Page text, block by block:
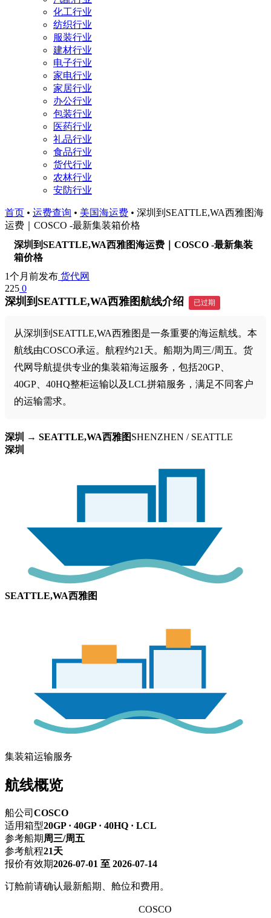
化工行业
纺织行业
服装行业
建材行业
电子行业
家电行业
家居行业
办公行业
包装行业
医药行业
礼品行业
食品行业
货代行业
农林行业
安防行业
首页 • 运费查询 • 美国海运费 • 深圳到SEATTLE,WA西雅图海
运费｜COSCO -最新集装箱价格
深圳到SEATTLE,WA西雅图海运费｜COSCO -最新集装
箱价格
1个月前发布 货代网
225 0
深圳到SEATTLE,WA西雅图航线介绍 已过期
从深圳到SEATTLE,WA西雅图是一条重要的海运航线。本
航线由COSCO承运。航程约21天。船期为周三/周五。货
代网导航提供专业的集装箱海运服务，包括20GP、
40GP、40HQ整柜运输以及LCL拼箱服务，满足不同客户
的运输需求。
深圳 → SEATTLE,WA西雅图SHENZHEN / SEATTLE
深圳
SEATTLE,WA西雅图
集装箱运输服务
航线概览
船公司 COSCO
适用箱型20GP · 40GP · 40HQ · LCL
参考船期 周三/周五
参考航程21天
报价有效期2026-07-01 至 2026-07-14
订舱前请确认最新船期、舱位和费用。
COSCO